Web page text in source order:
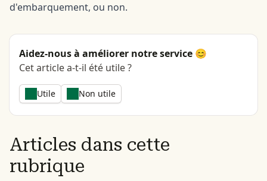
d'embarquement, ou non.
Aidez-nous à améliorer notre service 😊
Cet article a-t-il été utile ?
Utile Non utile
Articles dans cette
rubrique